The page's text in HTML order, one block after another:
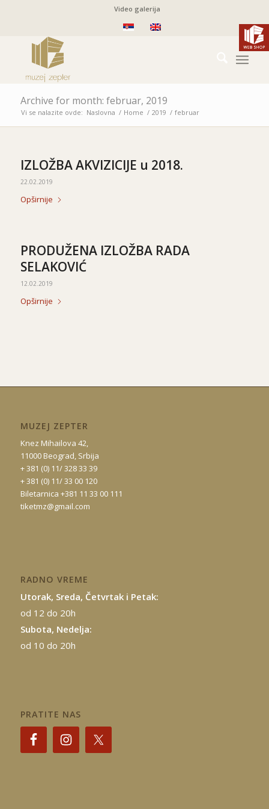
Video galerija
Archive for month: februar, 2019
Vi se nalazite ovde: Naslovna / Home / 2019 / februar
IZLOŽBA AKVIZICIJE u 2018.
22.02.2019
Opširnije
PRODUŽENA IZLOŽBA RADA
SELAKOVIĆ
12.02.2019
Opširnije
MUZEJ ZEPTER
Knez Mihailova 42,
11000 Beograd, Srbija
+ 381 (0) 11/ 328 33 39
+ 381 (0) 11/ 33 00 120
Biletarnica +381 11 33 00 111
tiketmz@gmail.com
RADNO VREME
Utorak, Sreda, Četvrtak i Petak:
od 12 do 20h
Subota, Nedelja:
od 10 do 20h
PRATITE NAS